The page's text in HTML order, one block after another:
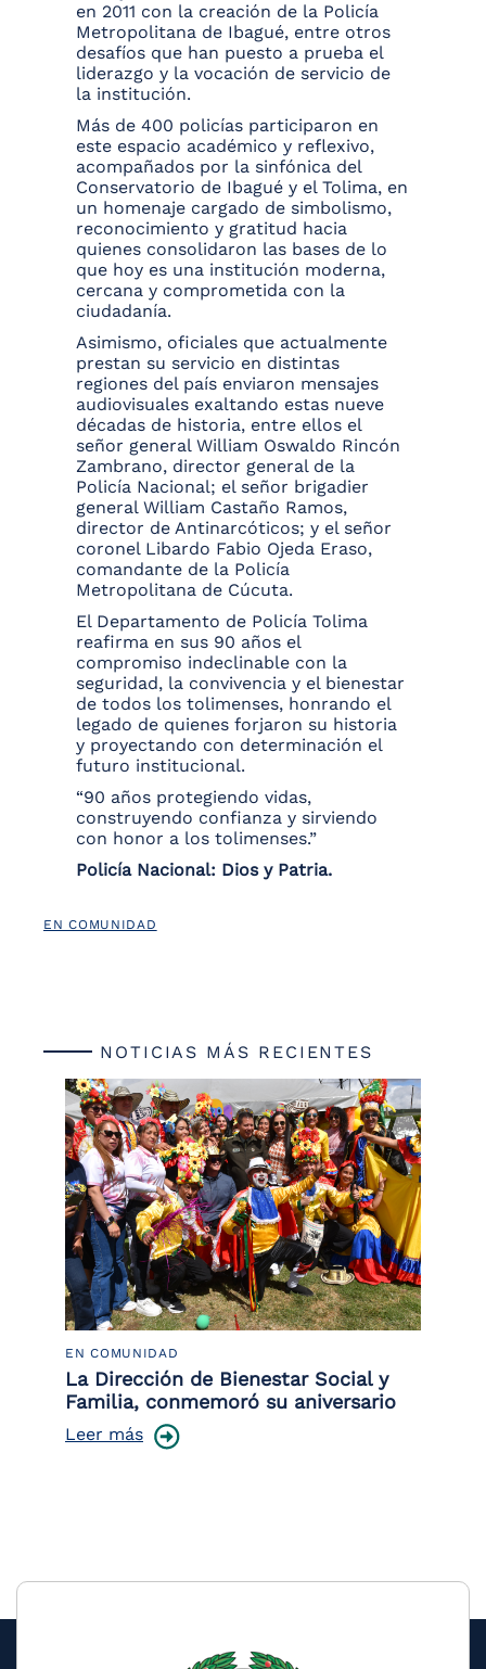
en 2011 con la creación de la Policía
Metropolitana de Ibagué, entre otros
desafíos que han puesto a prueba el
liderazgo y la vocación de servicio de
la institución.
Más de 400 policías participaron en
este espacio académico y reflexivo,
acompañados por la sinfónica del
Conservatorio de Ibagué y el Tolima, en
un homenaje cargado de simbolismo,
reconocimiento y gratitud hacia
quienes consolidaron las bases de lo
que hoy es una institución moderna,
cercana y comprometida con la
ciudadanía.
Asimismo, oficiales que actualmente
prestan su servicio en distintas
regiones del país enviaron mensajes
audiovisuales exaltando estas nueve
décadas de historia, entre ellos el
señor general William Oswaldo Rincón
Zambrano, director general de la
Policía Nacional; el señor brigadier
general William Castaño Ramos,
director de Antinarcóticos; y el señor
coronel Libardo Fabio Ojeda Eraso,
comandante de la Policía
Metropolitana de Cúcuta.
El Departamento de Policía Tolima
reafirma en sus 90 años el
compromiso indeclinable con la
seguridad, la convivencia y el bienestar
de todos los tolimenses, honrando el
legado de quienes forjaron su historia
y proyectando con determinación el
futuro institucional.
“90 años protegiendo vidas,
construyendo confianza y sirviendo
con honor a los tolimenses.”
Policía Nacional: Dios y Patria.
EN COMUNIDAD
NOTICIAS MÁS RECIENTES
EN COMUNIDAD
La Dirección de Bienestar Social y
Familia, conmemoró su aniversario
Leer más